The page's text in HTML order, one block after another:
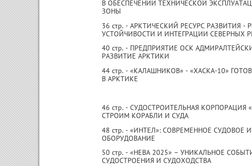
В ОБЕСПЕЧЕНИИ ТЕХНИЧЕСКОЙ
ЗОНЫ
36 стр. - АРКТИЧЕСКИЙ РЕСУРС РАЗВИТИЯ
УСТОЙЧИВОСТИ И ИНТЕГРАЦИИ СЕВЕРНЫХ
40 стр. - ПРЕДПРИЯТИЕ ОСК
РАЗВИТИЕ АРКТИКИ
44 стр. - «КАЛАШНИКОВ» - «ХАСКА-10»
В АРКТИКЕ
46 стр. - СУДОСТРОИТЕЛЬНАЯ КОРПОРАЦИЯ
СТРОИМ КОРАБЛИ И СУДА
48 стр. - «ИНТЕЛ»: СОВРЕМЕННОЕ СУДОВОЕ
ОБОРУДОВАНИЕ
50 стр. - «НЕВА 2025» – УНИКАЛЬНОЕ
СУДОСТРОЕНИЯ И СУДОХОДСТВА